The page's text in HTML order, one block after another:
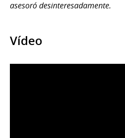
asesoró desinteresadamente.
Vídeo